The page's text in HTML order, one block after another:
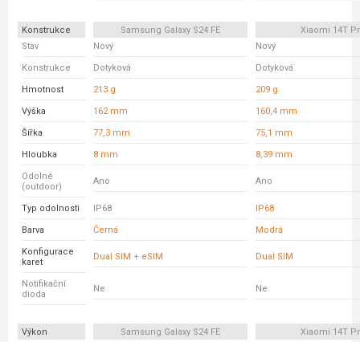
Konstrukce Samsung Galaxy S24 FE
Xiaomi 14T
Stav
Nový Nový
Konstrukce Dotyková Dotyková
Hmotnost 213 g 209 g
Výška 162 mm 160,4 mm
Šířka 77,3 mm 75,1 mm
Hloubka 8 mm 8,39 mm
Odolné
(outdoor)
Ano Ano
Typ odolnosti IP68 IP68
Barva Černá Modrá
Konfigurace
karet
Dual SIM + eSIM Dual SIM
Notifikační
dioda
Ne Ne
Výkon Samsung Galaxy S24 FE
Xiaomi 14T